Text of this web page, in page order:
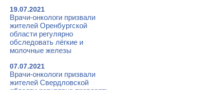
19.07.2021
Врачи-онкологи призвали
жителей Оренбургской
области регулярно
обследовать лёгкие и
молочные железы
07.07.2021
Врачи-онкологи призвали
жителей Свердловской